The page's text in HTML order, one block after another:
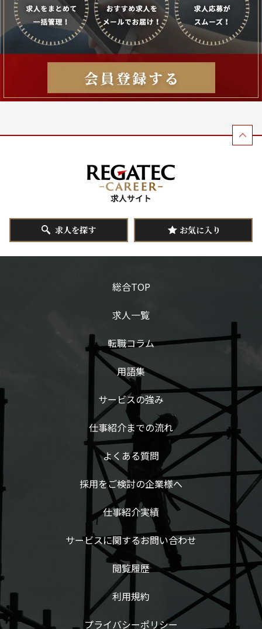
求人を探す お気に入り
総合TOP
求人一覧
転職コラム
用語集
サービスの強み
仕事紹介までの流れ
よくある質問
採用をご検討の企業様へ
仕事紹介実績
サービスに関するお問い合わせ
閲覧履歴
利用規約
プライバシーポリシー